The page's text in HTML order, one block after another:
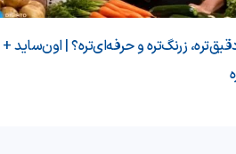
زرنگ‌تره و حرفه‌ای‌تره؟ | اون‌ساید +